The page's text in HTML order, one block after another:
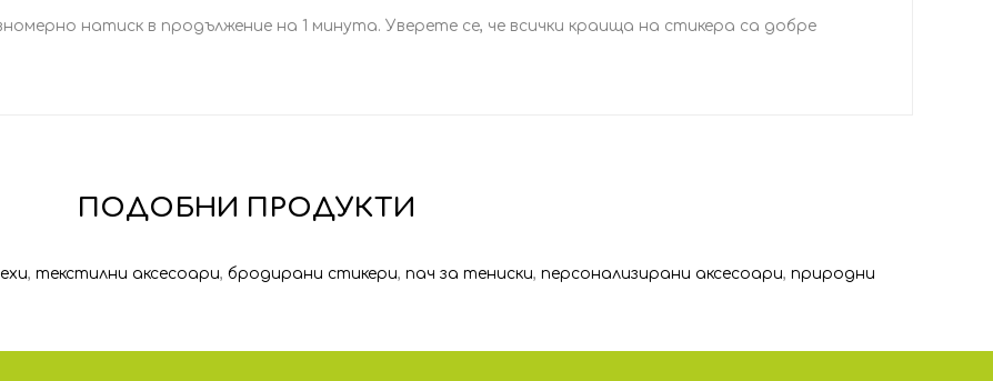
натиск в продължение на 1 минута. Уверете се, че всички краища на стикера са добре
ПОДОБНИ ПРОДУКТИ
, текстилни аксесоари, бродирани стикери, пач за тениски, персонализирани аксесоари, природни